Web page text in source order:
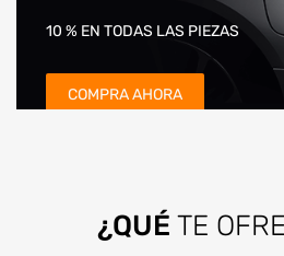
10 % EN TODAS LAS PIEZAS
COMPRA AHORA
¿QUÉ TE